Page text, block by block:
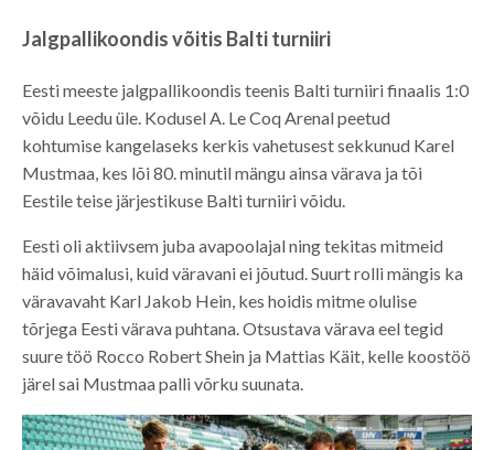
Jalgpallikoondis võitis Balti turniiri
Eesti meeste jalgpallikoondis teenis Balti turniiri finaalis 1:0
võidu Leedu üle. Kodusel A. Le Coq Arenal peetud
kohtumise kangelaseks kerkis vahetusest sekkunud Karel
Mustmaa, kes lõi 80. minutil mängu ainsa värava ja tõi
Eestile teise järjestikuse Balti turniiri võidu.
Eesti oli aktiivsem juba avapoolajal ning tekitas mitmeid
häid võimalusi, kuid väravani ei jõutud. Suurt rolli mängis ka
väravavaht Karl Jakob Hein, kes hoidis mitme olulise
tõrjega Eesti värava puhtana. Otsustava värava eel tegid
suure töö Rocco Robert Shein ja Mattias Käit, kelle koostöö
järel sai Mustmaa palli võrku suunata.